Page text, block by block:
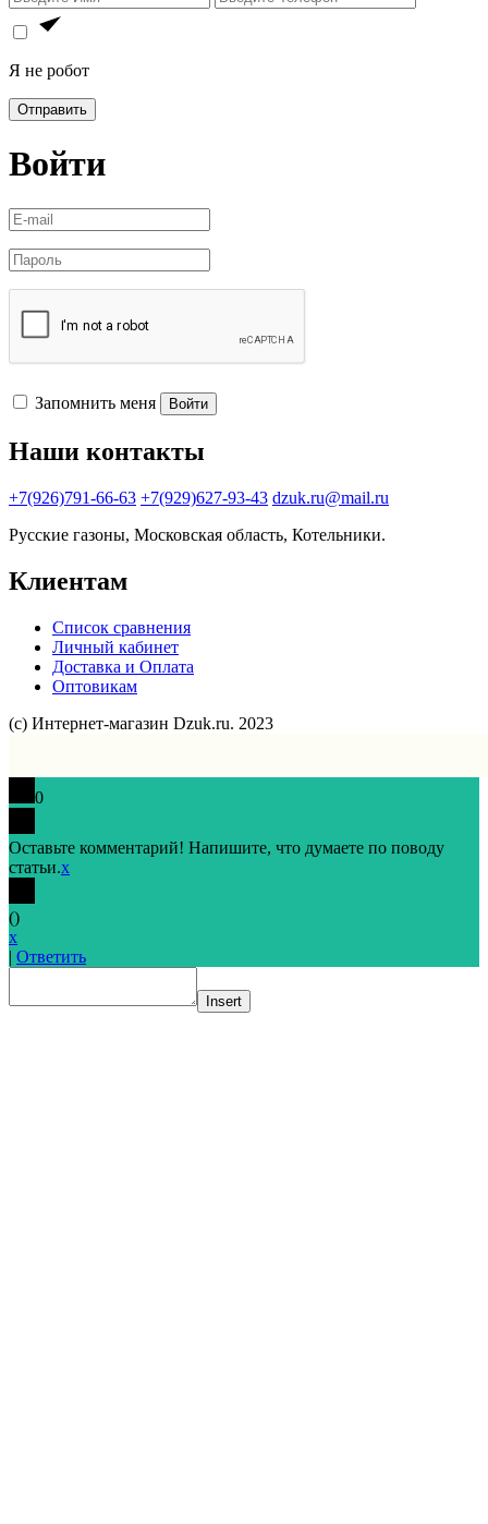
Я не робот
Отправить
Войти
Запомнить меня Войти
Наши контакты
+7(926)791-66-63 +7(929)627-93-43 dzuk.ru@mail.ru
Русские газоны, Московская область, Котельники.
Клиентам
Список сравнения
Личный кабинет
Доставка и Оплата
Оптовикам
(с) Интернет-магазин Dzuk.ru. 2023
0
Оставьте комментарий! Напишите, что думаете по поводу
статьи.x
()
x
| Ответить
Insert